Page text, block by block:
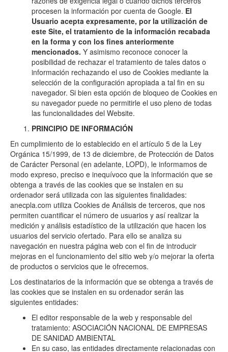
procesen la información por cuenta de Google. El
Usuario acepta expresamente, por la utilización de
este Site, el tratamiento de la información recabada
en la forma y con los fines anteriormente
mencionados. Y asimismo reconoce conocer la
posibilidad de rechazar el tratamiento de tales datos o
información rechazando el uso de Cookies mediante la
selección de la configuración apropiada a tal fin en su
navegador. Si bien esta opción de bloqueo de Cookies en
su navegador puede no permitirle el uso pleno de todas
las funcionalidades del Website.
PRINCIPIO DE INFORMACIÓN
En cumplimiento de lo establecido en el artículo 5 de la Ley
Orgánica 15/1999, de 13 de diciembre, de Protección de Datos
de Carácter Personal (en adelante, LOPD), le informamos de
modo expreso, preciso e inequívoco que la información que se
obtenga a través de las cookies que se instalen en su
ordenador será utilizada con las siguientes finalidades:
anecpla.com utiliza Cookies de Análisis de terceros, que nos
permiten cuantificar el número de usuarios y así realizar la
medición y análisis estadístico de la utilización que hacen los
usuarios del servicio ofertado. Para ello se analiza su
navegación en nuestra página web con el fin de introducir
mejoras en el funcionamiento del sitio web y/o mejorar la oferta
de productos o servicios que le ofrecemos.
Los destinatarios de la información que se obtenga a través de
las cookies que se instalen en su ordenador serán las
siguientes entidades:
El editor responsable de la web y responsable del
tratamiento: ASOCIACIÓN NACIONAL DE EMPRESAS
DE SANIDAD AMBIENTAL
En su caso, las entidades directamente relacionadas con